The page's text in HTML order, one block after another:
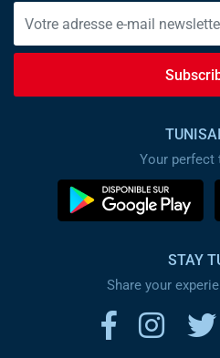
Your perfect
STAY
Share your